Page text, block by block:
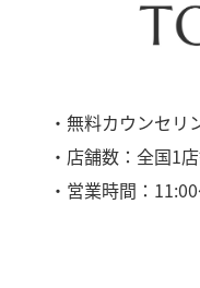
・無料カウンセリ
・店舗数：全国1
・営業時間：